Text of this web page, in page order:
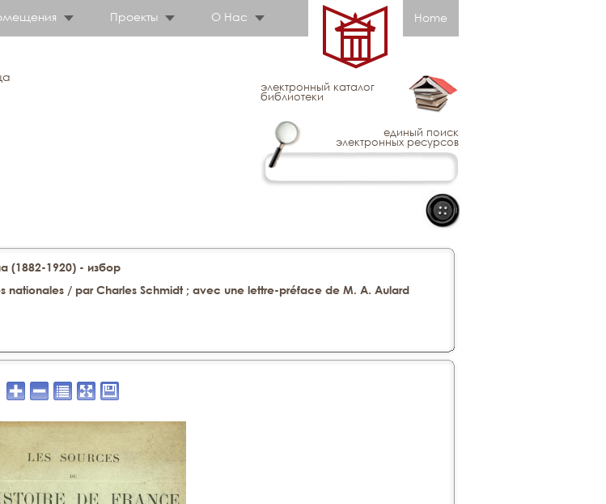
Проекты О Нас Home
электронный каталог
библиотеки
единый поиск
электронных ресурсов
(1882-1920) - избор
nationales / par Charles Schmidt ; avec une lettre-préface de M. A. Aulard